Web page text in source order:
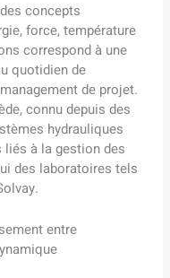
concepts
force, température
correspond à une
quotidien de
de projet.
connu depuis des
hydrauliques
à la gestion des
des laboratoires tels
entre